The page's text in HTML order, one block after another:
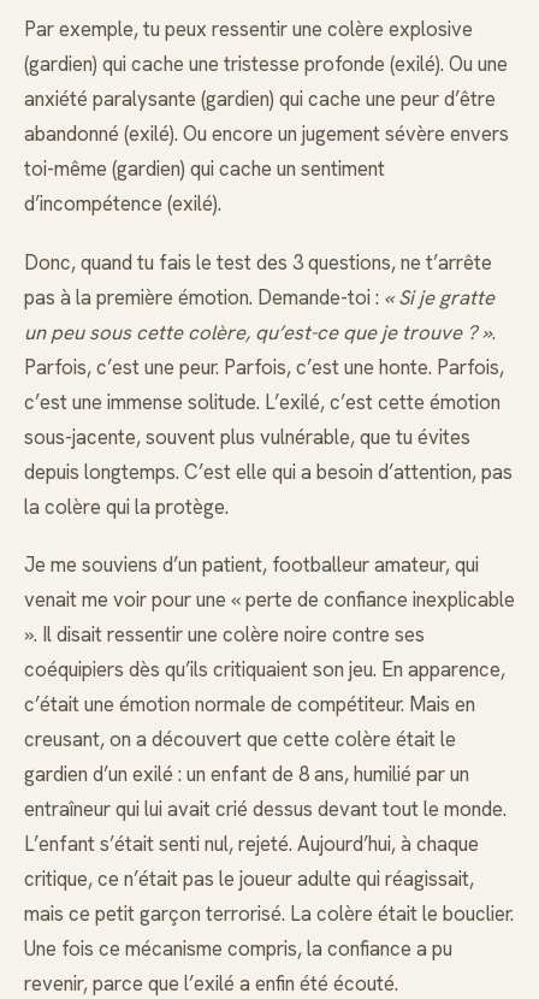
Par exemple, tu peux ressentir une colère explosive
(gardien) qui cache une tristesse profonde (exilé). Ou une
anxiété paralysante (gardien) qui cache une peur d’être
abandonné (exilé). Ou encore un jugement sévère envers
toi-même (gardien) qui cache un sentiment
d’incompétence (exilé).
Donc, quand tu fais le test des 3 questions, ne t’arrête
pas à la première émotion. Demande-toi : « Si je gratte
un peu sous cette colère, qu’est-ce que je trouve ? ».
Parfois, c’est une peur. Parfois, c’est une honte. Parfois,
c’est une immense solitude. L’exilé, c’est cette émotion
sous-jacente, souvent plus vulnérable, que tu évites
depuis longtemps. C’est elle qui a besoin d’attention, pas
la colère qui la protège.
Je me souviens d’un patient, footballeur amateur, qui
venait me voir pour une « perte de confiance inexplicable
». Il disait ressentir une colère noire contre ses
coéquipiers dès qu’ils critiquaient son jeu. En apparence,
c’était une émotion normale de compétiteur. Mais en
creusant, on a découvert que cette colère était le
gardien d’un exilé : un enfant de 8 ans, humilié par un
entraîneur qui lui avait crié dessus devant tout le monde.
L’enfant s’était senti nul, rejeté. Aujourd’hui, à chaque
critique, ce n’était pas le joueur adulte qui réagissait,
mais ce petit garçon terrorisé. La colère était le bouclier.
Une fois ce mécanisme compris, la confiance a pu
revenir, parce que l’exilé a enfin été écouté.